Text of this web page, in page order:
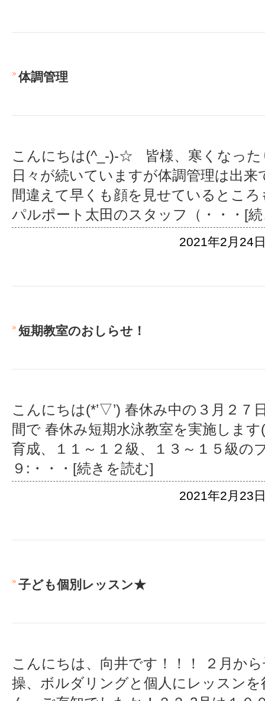
体調管理
こんにちは(^_-)-☆ 皆様、寒くなった
日々が続いていますが体調管理は出
間違えて早くも顔を見せているとこ
パルポート太田のスタッフ（ ・・・[
2021年2月24
短期教室のおしらせ！
こんにちは(*’▽’) 春休み中の３月２７
間で 春休み短期水泳教室を実施しま
育成、１１～１２級、１３～１５級の
９: ・・・[続きを読む]
2021年2月23
子ども個別レッスン★
こんにちは、向井です！！！ ２月か
操、ボルダリングと個人にレッスン